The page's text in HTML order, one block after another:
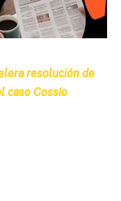
resolución de
caso Cossío